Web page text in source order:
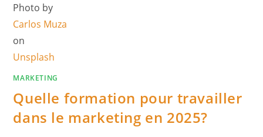
Photo by
Carlos Muza
on
Unsplash
MARKETING
Quelle formation pour travailler
dans le marketing en 2025?